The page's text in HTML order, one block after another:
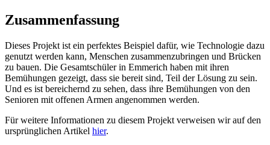
Zusammenfassung
Dieses Projekt ist ein perfektes Beispiel dafür, wie Technologie dazu
genutzt werden kann, Menschen zusammenzubringen und Brücken
zu bauen. Die Gesamtschüler in Emmerich haben mit ihren
Bemühungen gezeigt, dass sie bereit sind, Teil der Lösung zu sein.
Und es ist bereichernd zu sehen, dass ihre Bemühungen von den
Senioren mit offenen Armen angenommen werden.
Für weitere Informationen zu diesem Projekt verweisen wir auf den
ursprünglichen Artikel hier.